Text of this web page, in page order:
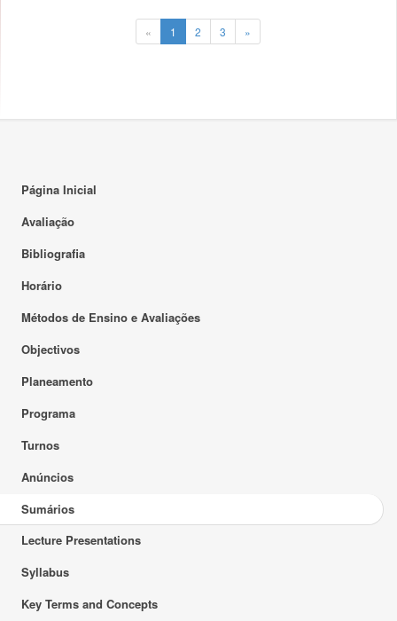
« 1 2 3 »
Página Inicial
Avaliação
Bibliografia
Horário
Métodos de Ensino e Avaliações
Objectivos
Planeamento
Programa
Turnos
Anúncios
Sumários
Lecture Presentations
Syllabus
Key Terms and Concepts